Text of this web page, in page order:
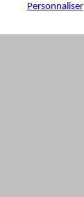
Personnaliser